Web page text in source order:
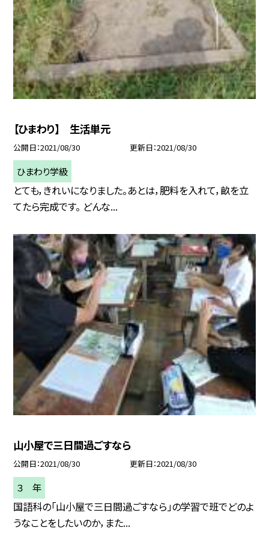
【ひまわり】 生活単元
公開日 2021/08/30 更新日 2021/08/30
ひまわり学級
とても，きれいになりました。あとは，肥料を入れて，畝を立
てたら完成です。 どんな...
山小屋で三日間過ごすなら
公開日 2021/08/30 更新日 2021/08/30
３ 年
国語科の「山小屋で三日間過ごすなら」の学習で班でどのよ
うなことをしたいのか，また...